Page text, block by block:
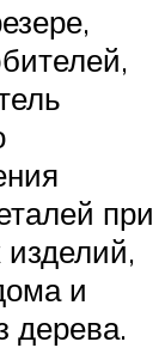
при
и
дерева.